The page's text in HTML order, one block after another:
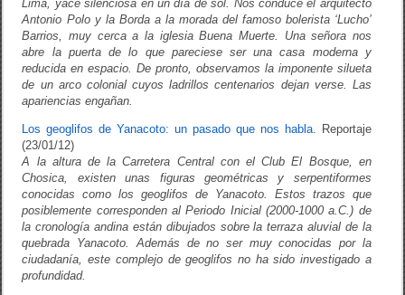
Lima, yace silenciosa en un día de sol. Nos conduce el arquitecto
Antonio Polo y la Borda a la morada del famoso bolerista ‘Lucho’
Barrios, muy cerca a la iglesia Buena Muerte. Una señora nos
abre la puerta de lo que pareciese ser una casa moderna y
reducida en espacio. De pronto, observamos la imponente silueta
de un arco colonial cuyos ladrillos centenarios dejan verse. Las
apariencias engañan.
Los geoglifos de Yanacoto: un pasado que nos habla. Reportaje
(23/01/12)
A la altura de la Carretera Central con el Club El Bosque, en
Chosica, existen unas figuras geométricas y serpentiformes
conocidas como los geoglifos de Yanacoto. Estos trazos que
posiblemente corresponden al Periodo Inicial (2000-1000 a.C.) de
la cronología andina están dibujados sobre la terraza aluvial de la
quebrada Yanacoto. Además de no ser muy conocidas por la
ciudadanía, este complejo de geoglifos no ha sido investigado a
profundidad.